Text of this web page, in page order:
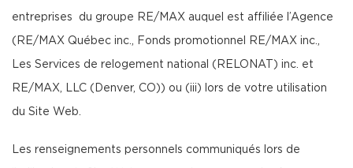
entreprises du groupe RE/MAX auquel est affiliée l’Agence
(RE/MAX Québec inc., Fonds promotionnel RE/MAX inc.,
Les Services de relogement national (RELONAT) inc. et
RE/MAX, LLC (Denver, CO)) ou (iii) lors de votre utilisation
du Site Web.
Les renseignements personnels communiqués lors de